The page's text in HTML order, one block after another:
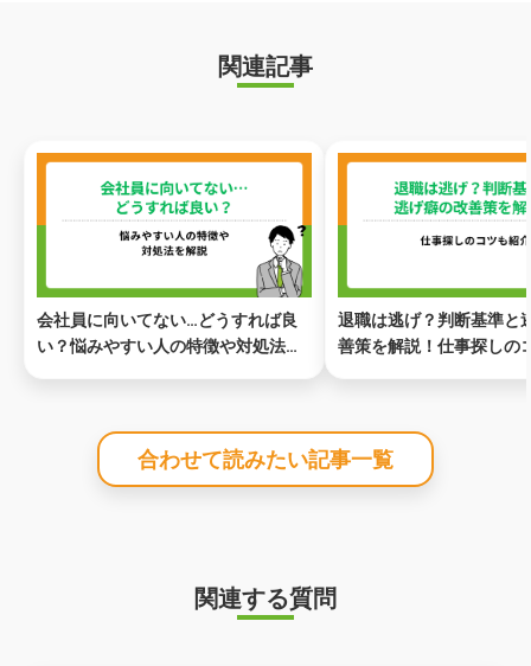
関連記事
会社員に向いてない…どうすれば良
い？悩みやすい人の特徴や対処法を
退職は逃げ？判断基準と
善策を解説！仕事探しの
合わせて読みたい記事一覧
関連する質問